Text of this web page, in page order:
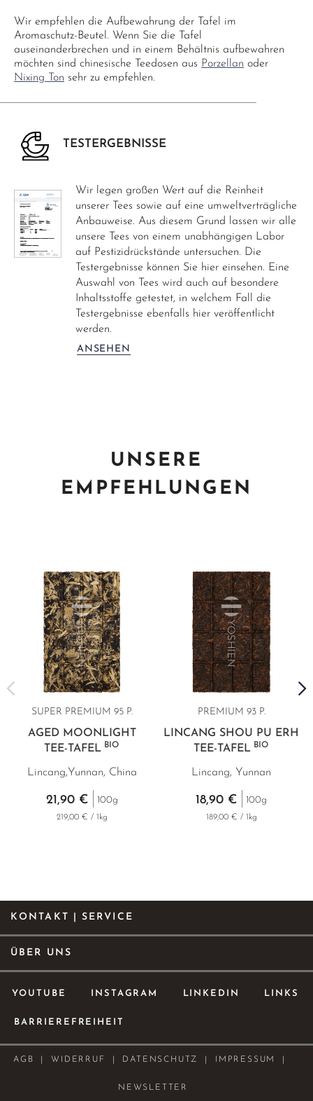
Wir empfehlen die Aufbewahrung der Tafel im
Aromaschutz-Beutel. Wenn Sie die Tafel
auseinanderbrechen und in einem Behältnis aufbewahren
möchten sind chinesische Teedosen aus Porzellan oder
Nixing Ton sehr zu empfehlen.
TESTERGEBNISSE
Wir legen großen Wert auf die Reinheit
unserer Tees sowie auf eine umweltverträgliche
Anbauweise. Aus diesem Grund lassen wir alle
unsere Tees von einem unabhängigen Labor
auf Pestizidrückstände untersuchen. Die
Testergebnisse können Sie hier einsehen. Eine
Auswahl von Tees wird auch auf besondere
Inhaltsstoffe getestet, in welchem Fall die
Testergebnisse ebenfalls hier veröffentlicht
werden.
ANSEHEN
UNSERE
EMPFEHLUNGEN
SUPER PREMIUM 95 P.
AGED MOONLIGHT
TEE-TAFEL BIO
Lincang,Yunnan, China
21,90 € 100g
219,00 € / 1kg
PREMIUM 93 P.
LINCANG SHOU PU ERH
TEE-TAFEL BIO
Lincang, Yunnan
18,90 € 100g
189,00 € / 1kg
KONTAKT | SERVICE
AGB WIDERRUF DATENSCHUTZ IMPRESSUM
NEWSLETTER
ÜBER UNS
YOUTUBE INSTAGRAM LINKEDIN LINKS
BARRIEREFREIHEIT